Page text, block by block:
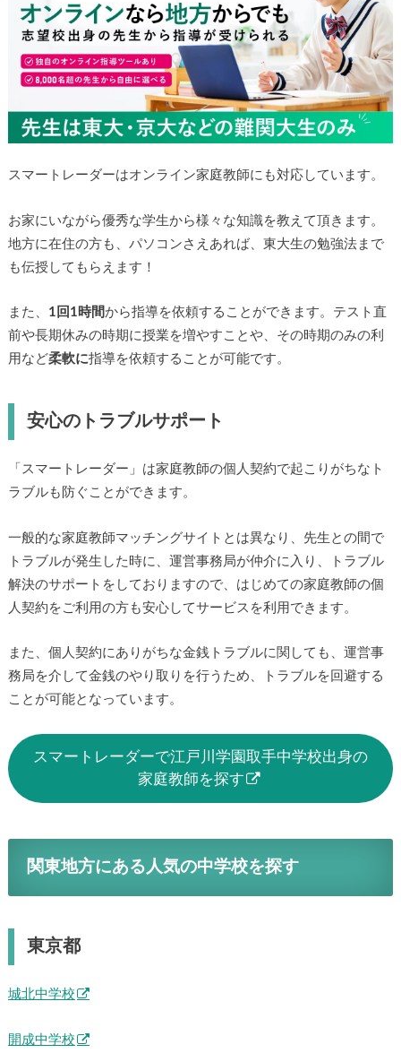
スマートレーダーはオンライン家庭教師にも対応しています。
お家にいながら優秀な学生から様々な知識を教えて頂きます。
地方に在住の方も、パソコンさえあれば、東大生の勉強法まで
も伝授してもらえます！
また、 1回1時間から指導を依頼することができます。テスト直
前や長期休みの時期に授業を増やすことや、その時期のみの利
用など柔軟に指導を依頼することが可能です。
安心のトラブルサポート
「スマートレーダー」は家庭教師の個人契約で起こりがちなト
ラブルも防ぐことができます。
一般的な家庭教師マッチングサイトとは異なり、先生との間で
トラブルが発生した時に、運営事務局が仲介に入り、トラブル
解決のサポートをしておりますので、はじめての家庭教師の個
人契約をご利用の方も安心してサービスを利用できます。
また、個人契約にありがちな金銭トラブルに関しても、運営事
務局を介して金銭のやり取りを行うため、トラブルを回避する
ことが可能となっています。
スマートレーダーで江戸川学園取手中学校出身の
家庭教師を探す
関東地方にある人気の中学校を探す
東京都
城北中学校
開成中学校